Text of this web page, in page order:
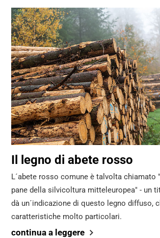
Il legno di abete rosso
L´abete rosso comune è talvolta chiamato
pane della silvicoltura mitteleuropea" - un
dà un´indicazione di questo legno diffuso,
caratteristiche molto particolari.
continua a leggere